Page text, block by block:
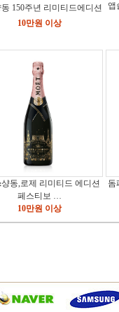
150주년 리미티드에디션
10만원 이상
앱
동,로제 리미티드 에디션
페스티보 …
10만원 이상
돔